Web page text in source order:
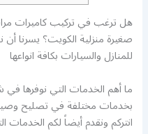
هل ترغب في تركيب كاميرات
صغيرة منزلية الكويت؟ يسرنا
للمنازل والسيارات بكافة انواعها
ما أهم الخدمات التي نوفرها في
بخدمات مختلفة في تصليح
انتركم ونقدم أيضاً لكم الخدمات